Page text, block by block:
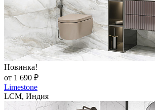
Новинка!
от 1 690 ₽
Limestone
LCM, Индия